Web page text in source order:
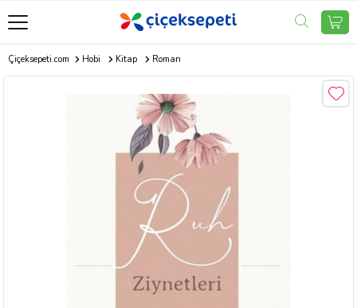
Çiçeksepeti.com Hobi Kitap Roman